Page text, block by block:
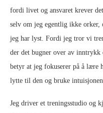
fordi livet og ansvaret krever
selv om jeg egentlig ikke orker,
jeg har lyst. Fordi jeg tror vi
der det bugner over av
betyr at jeg fokuserer på å
lytte til den og bruke
Jeg driver et treningsstudio og